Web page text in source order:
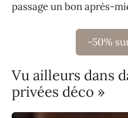
passage un bon après-
-50%
Vu ailleurs dans
privées déco »